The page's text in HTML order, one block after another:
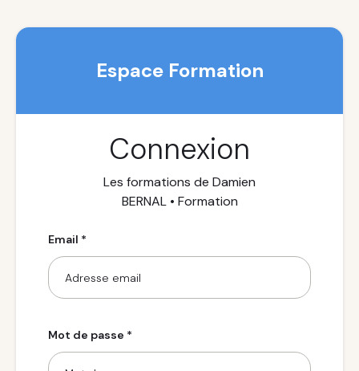
Espace Formation
Connexion
Les formations de Damien
BERNAL • Formation
Email *
Mot de passe *